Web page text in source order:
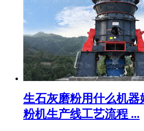
生石灰磨粉用什么机器
粉机生产线工艺流程 ...